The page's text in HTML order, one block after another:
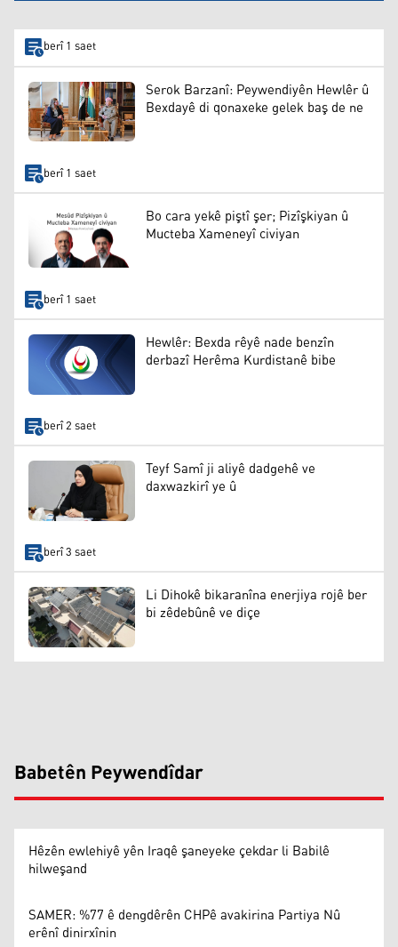
berî 1 saet
Serok Barzanî: Peywendiyên Hewlêr û
Bexdayê di qonaxeke gelek baş de ne
berî 1 saet
Bo cara yekê piştî şer; Pizîşkiyan û
Mucteba Xameneyî civiyan
berî 1 saet
Hewlêr: Bexda rêyê nade benzîn
derbazî Herêma Kurdistanê bibe
berî 2 saet
Teyf Samî ji aliyê dadgehê ve
daxwazkirî ye û
berî 3 saet
Li Dihokê bikaranîna enerjiya rojê ber
bi zêdebûnê ve diçe
Babetên Peywendîdar
Hêzên ewlehiyê yên Iraqê şaneyeke çekdar li Babilê
hilweşand
SAMER: %77 ê dengdêrên CHPê avakirina Partiya Nû
erênî dinirxînin